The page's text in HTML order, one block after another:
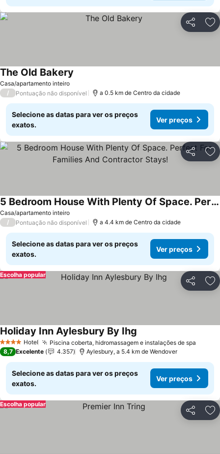
Partilhar
Casa/apartamento inteiro
The Old Bakery
/ Pontuação não disponível a 0.5 km de Centro da cidade
Selecione as datas para ver os preços
exatos.
Ver preços
Partilhar
Casa/apartamento inteiro
5 Bedroom House With Plenty Of Space. Perfect For Families And Contractor Stays!
/ Pontuação não disponível a 4.4 km de Centro da cidade
Selecione as datas para ver os preços
exatos.
Ver preços
Partilhar
Escolha popular
4 EstrelasHotel Piscina coberta, hidromassagem e instalações de spa
Holiday Inn Aylesbury By Ihg
8,7 Excelente 4.357 Aylesbury, a 5.4 km de Wendover
Selecione as datas para ver os preços
exatos.
Ver preços
Partilhar
Escolha popular